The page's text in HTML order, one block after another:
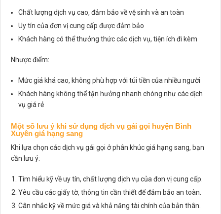
Chất lượng dịch vụ cao, đảm bảo về vệ sinh và an toàn
Uy tín của đơn vị cung cấp được đảm bảo
Khách hàng có thể thưởng thức các dịch vụ, tiện ích đi kèm
Nhược điểm:
Mức giá khá cao, không phù hợp với túi tiền của nhiều người
Khách hàng không thể tận hưởng nhanh chóng như các dịch
vụ giá rẻ
Một số lưu ý khi sử dụng dịch vụ gái gọi huyện Bình
Xuyên giá hạng sang
Khi lựa chọn các dịch vụ gái gọi ở phân khúc giá hạng sang, bạn
cần lưu ý:
Tìm hiểu kỹ về uy tín, chất lượng dịch vụ của đơn vị cung cấp.
Yêu cầu các giấy tờ, thông tin cần thiết để đảm bảo an toàn.
Cân nhắc kỹ về mức giá và khả năng tài chính của bản thân.